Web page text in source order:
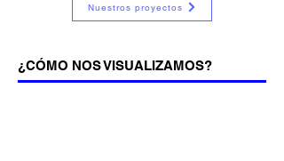
Nuestros proyectos
¿CÓMO NOS VISUALIZAMOS?